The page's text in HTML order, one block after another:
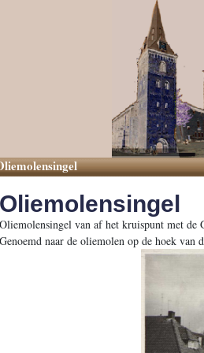
Oliemolensingel
Oliemolensingel van af het kruispunt met de
Genoemd naar de oliemolen op de hoek van